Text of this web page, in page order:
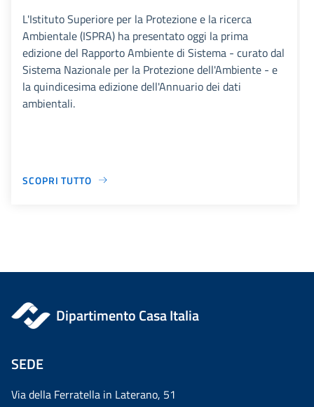
L'Istituto Superiore per la Protezione e la ricerca
Ambientale (ISPRA) ha presentato oggi la prima
edizione del Rapporto Ambiente di Sistema - curato dal
Sistema Nazionale per la Protezione dell'Ambiente - e
la quindicesima edizione dell'Annuario dei dati
ambientali.
SCOPRI TUTTO
Dipartimento Casa Italia
SEDE
Via della Ferratella in Laterano, 51